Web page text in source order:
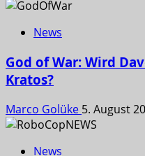
News
God of War: Wird
Kratos?
Marco Golüke 5. August
News